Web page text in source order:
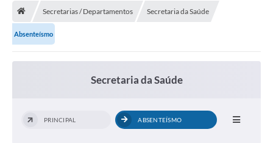
Galeria de Fotos
Secretarias / Departamentos Secretaria da Saúde
Absenteísmo
Secretaria da Saúde
PRINCIPAL ABSENTEÍSMO